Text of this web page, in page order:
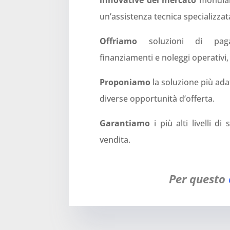
un’assistenza tecnica
Offriamo soluzioni di
finanziamenti e noleggi
Proponiamo la soluzione più
diverse opportunità d’offerta.
Garantiamo i più alti livelli di
vendita.
Per questo